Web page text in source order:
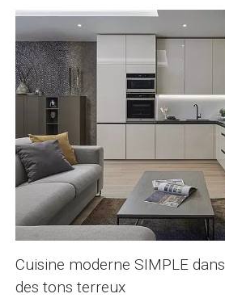
Cuisine moderne SIMPLE dans
des tons terreux